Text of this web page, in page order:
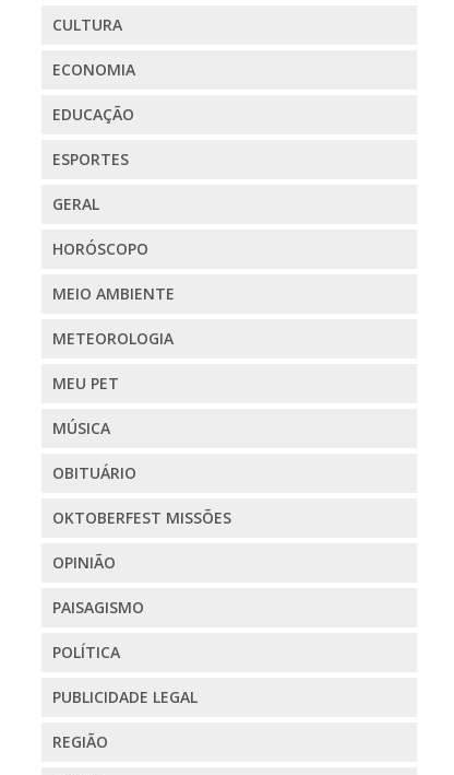
CULTURA
ECONOMIA
EDUCAÇÃO
ESPORTES
GERAL
HORÓSCOPO
MEIO AMBIENTE
METEOROLOGIA
MEU PET
MÚSICA
OBITUÁRIO
OKTOBERFEST MISSÕES
OPINIÃO
PAISAGISMO
POLÍTICA
PUBLICIDADE LEGAL
REGIÃO